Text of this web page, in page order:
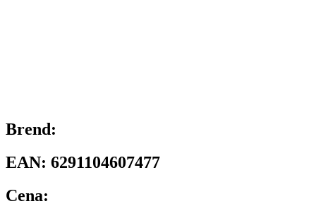
Brend:
EAN: 6291104607477
Cena: